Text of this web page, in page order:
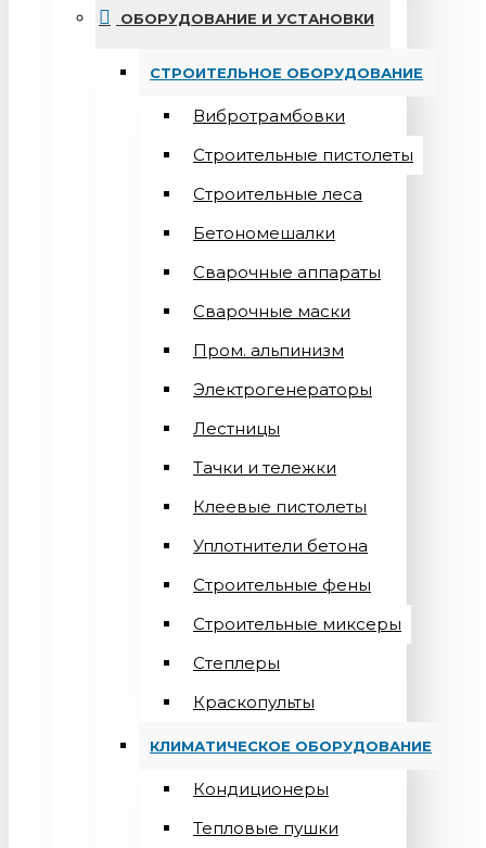
ОБОРУДОВАНИЕ И УСТАНОВКИ
СТРОИТЕЛЬНОЕ ОБОРУДОВАНИЕ
Вибротрамбовки
Строительные пистолеты
Строительные леса
Бетономешалки
Сварочные аппараты
Cварочные маски
Пром. альпинизм
Электрогенераторы
Лестницы
Тачки и тележки
Клеевые пистолеты
Уплотнители бетона
Строительные фены
Строительные миксеры
Степлеры
Краскопульты
КЛИМАТИЧЕСКОЕ ОБОРУДОВАНИЕ
Кондиционеры
Teпловые пушки